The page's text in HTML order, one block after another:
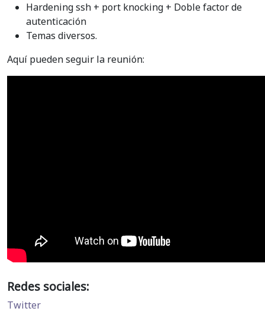
Hardening ssh + port knocking + Doble factor de
autenticación
Temas diversos.
Aquí pueden seguir la reunión:
Redes sociales:
Twitter